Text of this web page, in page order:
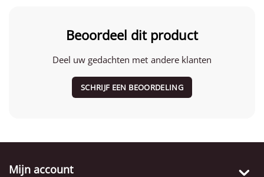
Beoordeel dit product
Deel uw gedachten met andere klanten
SCHRIJF EEN BEOORDELING
Mijn account